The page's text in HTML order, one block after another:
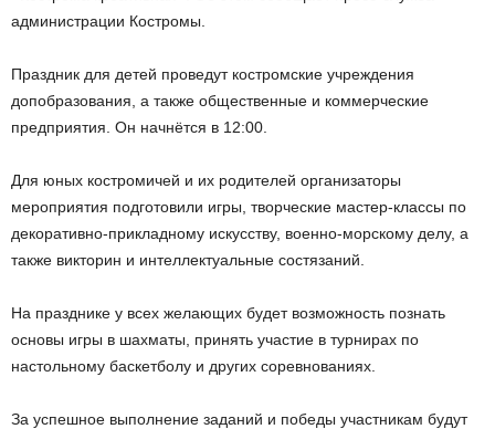
администрации Костромы.
Праздник для детей проведут костромские учреждения
допобразования, а также общественные и коммерческие
предприятия. Он начнётся в 12:00.
Для юных костромичей и их родителей организаторы
мероприятия подготовили игры, творческие мастер-классы по
декоративно-прикладному искусству, военно-морскому делу, а
также викторин и интеллектуальные состязаний.
На празднике у всех желающих будет возможность познать
основы игры в шахматы, принять участие в турнирах по
настольному баскетболу и других соревнованиях.
За успешное выполнение заданий и победы участникам будут